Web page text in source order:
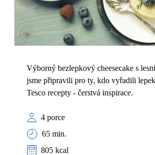
Výborný bezlepkový cheesecake s
jsme připravili pro ty, kdo vyřadili
Tesco recepty - čerstvá inspirace.
4 porce
65 min.
805 kcal